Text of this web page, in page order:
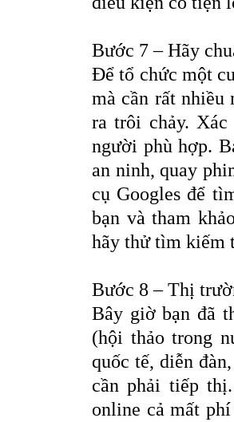
Bước 7 – Hãy
Để tổ chức một
mà cần rất nhiều
ra trôi chảy.
người phù hợp.
an ninh, quay
cụ Googles để
bạn và tham
hãy thử tìm kiếm
Bước 8 – Thị
Bây giờ bạn đã
(hội thảo trong
quốc tế, diễn
cần phải tiếp
online cả mất